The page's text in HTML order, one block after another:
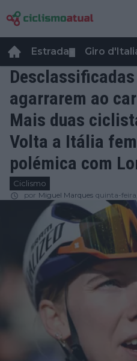
Estrada Giro
agarrarem ao
Mais duas
Volta a Itália
polémica com
Ciclismo
por Miguel Marques quinta-